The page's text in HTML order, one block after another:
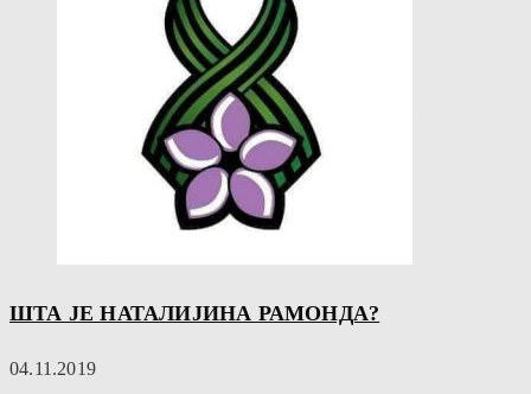
ШТА ЈЕ НАТАЛИЈИНА РАМОНДА?
04.11.2019